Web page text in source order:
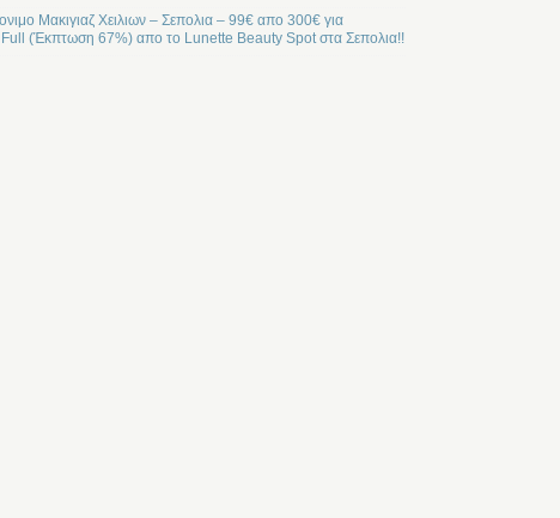
Μακιγιαζ Χειλιων – Σεπολια – 99€ απο 300€ για
Full (Έκπτωση 67%) απο το Lunette Beauty Spot στα Σεπολια!!